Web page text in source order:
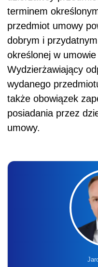
terminem
przedmiot umowy
dobrym i
określonej w umowie
Wydzierżawiający
wydanego
także obowiązek
posiadania przez
umowy.